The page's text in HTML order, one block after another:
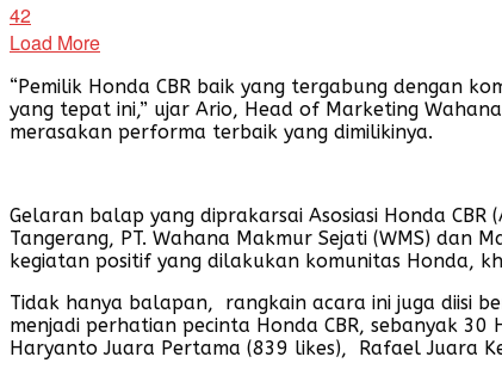
42
Load More
“Pemilik Honda CBR baik yang tergabung dengan
yang tepat ini,” ujar Ario, Head of Marketing
merasakan performa terbaik yang dimilikinya.
Gelaran balap yang diprakarsai Asosiasi Honda
Tangerang, PT. Wahana Makmur Sejati (WMS) dan
kegiatan positif yang dilakukan komunitas Honda,
Tidak hanya balapan, rangkain acara ini juga diisi
menjadi perhatian pecinta Honda CBR, sebanyak 30
Haryanto Juara Pertama (839 likes), Rafael Juara